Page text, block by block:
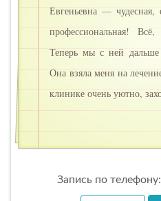
Евгеньевна — чудесная,
профессиональная!
Теперь мы с ней дальше
Она взяла меня на
клинике очень уютно,
Запись по телефону: